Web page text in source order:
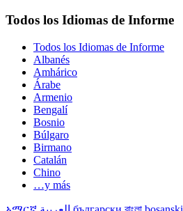
Todos los Idiomas de Informe
Todos los Idiomas de Informe
Albanés
Amhárico
Árabe
Armenio
Bengalí
Bosnio
Búlgaro
Birmano
Catalán
Chino
…y más